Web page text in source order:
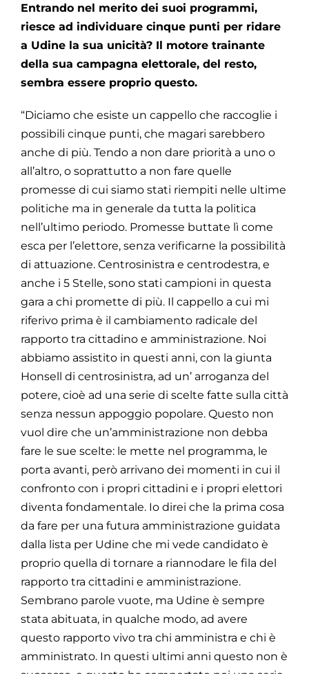
Entrando nel merito dei suoi programmi,
riesce ad individuare cinque punti per ridare
a Udine la sua unicità? Il motore trainante
della sua campagna elettorale, del resto,
sembra essere proprio questo.
“Diciamo che esiste un cappello che raccoglie i
possibili cinque punti, che magari sarebbero
anche di più. Tendo a non dare priorità a uno o
all’altro, o soprattutto a non fare quelle
promesse di cui siamo stati riempiti nelle ultime
politiche ma in generale da tutta la politica
nell’ultimo periodo. Promesse buttate lì come
esca per l’elettore, senza verificarne la possibilità
di attuazione. Centrosinistra e centrodestra, e
anche i 5 Stelle, sono stati campioni in questa
gara a chi promette di più. Il cappello a cui mi
riferivo prima è il cambiamento radicale del
rapporto tra cittadino e amministrazione. Noi
abbiamo assistito in questi anni, con la giunta
Honsell di centrosinistra, ad un’ arroganza del
potere, cioè ad una serie di scelte fatte sulla città
senza nessun appoggio popolare. Questo non
vuol dire che un’amministrazione non debba
fare le sue scelte: le mette nel programma, le
porta avanti, però arrivano dei momenti in cui il
confronto con i propri cittadini e i propri elettori
diventa fondamentale. Io direi che la prima cosa
da fare per una futura amministrazione guidata
dalla lista per Udine che mi vede candidato è
proprio quella di tornare a riannodare le fila del
rapporto tra cittadini e amministrazione.
Sembrano parole vuote, ma Udine è sempre
stata abituata, in qualche modo, ad avere
questo rapporto vivo tra chi amministra e chi è
amministrato. In questi ultimi anni questo non è